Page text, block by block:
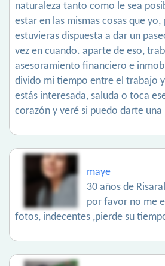
naturaleza tanto como le sea
estar en las mismas cosas que yo,
estuvieras dispuesta a dar un
vez en cuando. aparte de eso,
asesoramiento financiero e
divido mi tiempo entre el trabajo
estás interesada, saluda o toca
corazón y veré si puedo darte una
maye
30 años de
por favor no me
fotos, indecentes ,pierde su